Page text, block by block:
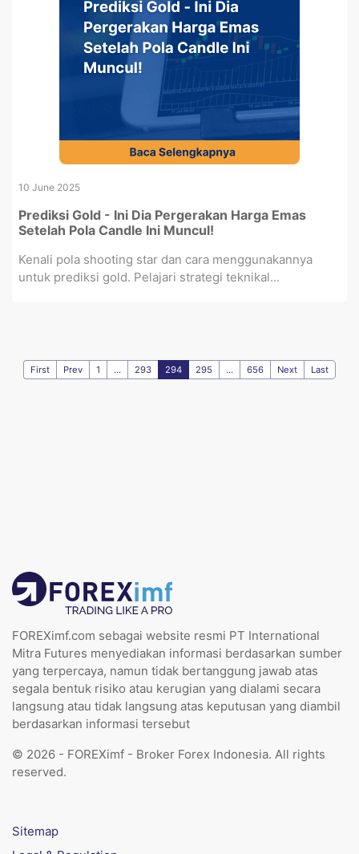
10 June 2025
Prediksi Gold - Ini Dia Pergerakan Harga Emas
Setelah Pola Candle Ini Muncul!
Kenali pola shooting star dan cara menggunakannya
untuk prediksi gold. Pelajari strategi teknikal...
First Prev 1 ... 293 294 295 ... 656 Next Last
FOREXimf.com sebagai website resmi PT International
Mitra Futures menyediakan informasi berdasarkan sumber
yang terpercaya, namun tidak bertanggung jawab atas
segala bentuk risiko atau kerugian yang dialami secara
langsung atau tidak langsung atas keputusan yang diambil
berdasarkan informasi tersebut
© 2026 - FOREXimf - Broker Forex Indonesia. All rights
reserved.
Sitemap